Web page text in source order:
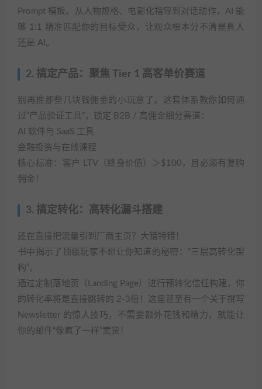
Prompt 模板。从人物规格、电影化指导到对话动作，AI 能
够 1:1 精准匹配你的目标受众，让观众根本分不清是真人
还是 AI。
2. 搞定产品：聚焦 Tier 1 高客单价赛道
别再推那些几块钱佣金的小玩意了。这套体系教你如何通
过“产品验证工具”，锁定 B2B / 高佣金细分赛道：
AI 软件与 SaaS 工具
金融投资与在线课程
核心标准：客户 LTV（终身价值）＞$100，且必须有复购
佣金！
3. 搞定转化：高转化漏斗搭建
还在直接把流量引到厂商主页？大错特错！
书中揭示了顶级玩家不想让你知道的秘密：“三层高转化架
构”。
通过定制落地页（Landing Page）进行预转化信任构建，你
的转化率将是直接跳转的 2-3倍！这里甚至有一个关于撰写
Newsletter 的惊人技巧，不需要额外花钱和精力，就能让
你的邮件“像疯了一样”卖货！